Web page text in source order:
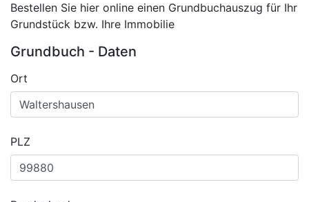
Bestellen Sie hier online einen Grundbuchauszug für Ihr
Grundstück bzw. Ihre Immobilie
Grundbuch - Daten
Ort
PLZ